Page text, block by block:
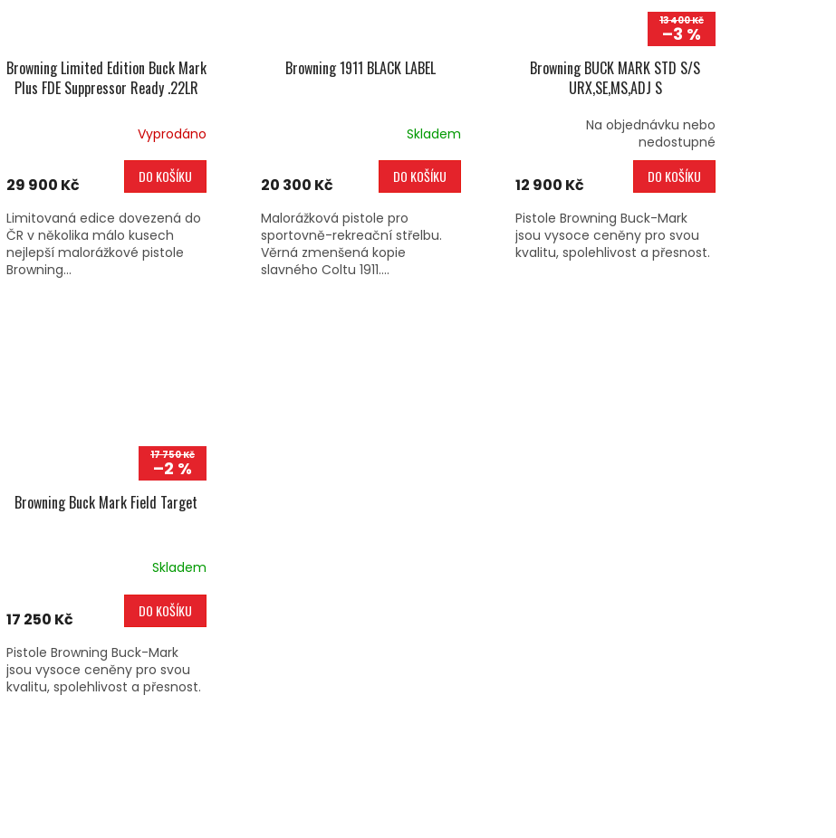
Browning Limited Edition Buck Mark
Plus FDE Suppressor Ready .22LR
Vyprodáno
29 900 Kč DO KOŠÍKU
Limitovaná edice dovezená do
ČR v několika málo kusech
nejlepší malorážkové pistole
Browning...
Browning 1911 BLACK LABEL
Skladem
20 300 Kč DO KOŠÍKU
Malorážková pistole pro
sportovně-rekreační střelbu.
Věrná zmenšená kopie
slavného Coltu 1911....
13 400 Kč
–3 %
Browning BUCK MARK STD S/S
URX,SE,MS,ADJ S
Na objednávku nebo
nedostupné
12 900 Kč DO KOŠÍKU
Pistole Browning Buck-Mark
jsou vysoce ceněny pro svou
kvalitu, spolehlivost a přesnost.
17 750 Kč
–2 %
Browning Buck Mark Field Target
Skladem
17 250 Kč DO KOŠÍKU
Pistole Browning Buck-Mark
jsou vysoce ceněny pro svou
kvalitu, spolehlivost a přesnost.